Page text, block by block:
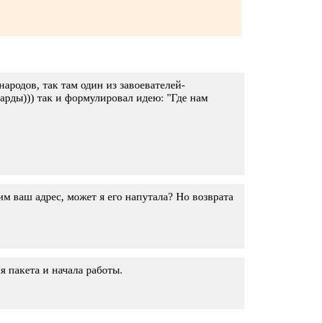
так там один из завоевателей-
так и формулировал идею: "Где нам
ваш адрес, может я его напутала? Но возврата
и начала работы.